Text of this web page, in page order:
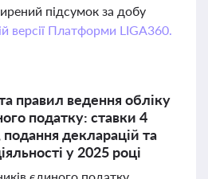
підсумок за добу
версії Платформи LIGA360.
правил ведення обліку
податку: ставки 4
декларацій та
у 2025 році